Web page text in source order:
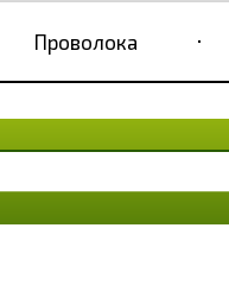
Проволока